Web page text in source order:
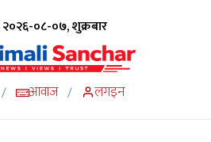
०८-०७, शुक्रबार
/ आवाज / लगइन